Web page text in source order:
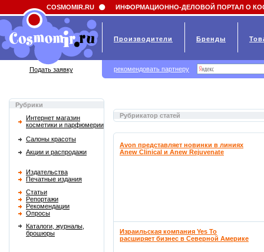
Field 'news_title' doesn't have a default value
Рубрики
Интернет магазин
косметики и парфюмерии
Салоны красоты
Акции и распродажи
Издательства
Печатные издания
Статьи
Репортажи
Рекомендации
Опросы
Каталоги, журналы,
брошюры
Рубрикатор статей
Avon представляет новинки в линиях
Anew Clinical и Anew Rejuvenate
Израильская компания Yes To
расширяет бизнес в Северной Америке
COSMOMIR.RU ИНФОРМАЦИОННО-ДЕЛОВОЙ ПОРТАЛ О
Производители Бренды
Подать заявку рекомендовать партнеру